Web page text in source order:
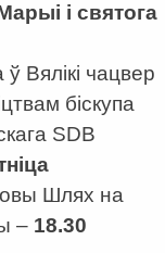
і святога
Вялікі чацвер
біскупа
SDB
Шлях на
– 18.30